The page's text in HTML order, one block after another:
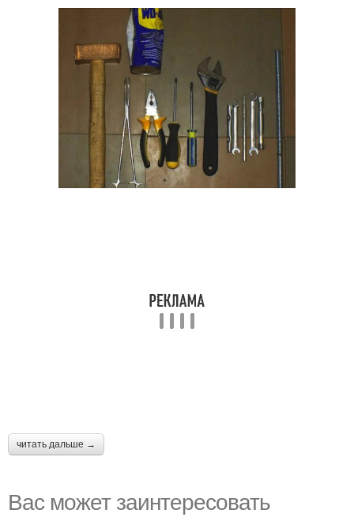
читать дальше →
Вас может заинтересовать